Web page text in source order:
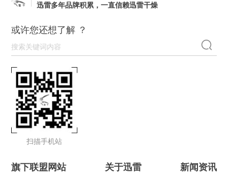
迅雷多年品牌积累，一直信赖迅雷干燥
或许您还想了解 ？
扫描手机站
旗下联盟网站 关于迅雷 新闻资讯